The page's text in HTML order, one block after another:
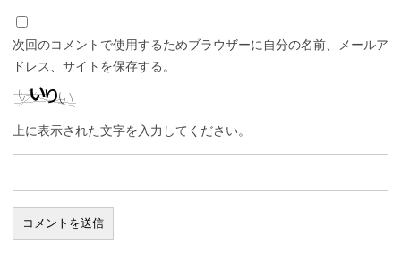
次回のコメントで使用するためブラウザーに自分の名前、メールア
ドレス、サイトを保存する。
上に表示された文字を入力してください。